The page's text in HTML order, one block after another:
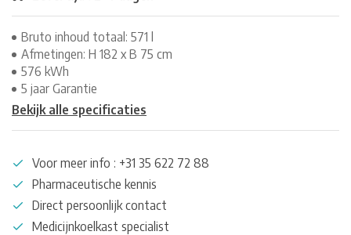
Bruto inhoud totaal: 571 l
Afmetingen: H 182 x B 75 cm
576 kWh
5 jaar Garantie
Bekijk alle specificaties
Voor meer info : +31 35 622 72 88
Pharmaceutische kennis
Direct persoonlijk contact
Medicijnkoelkast specialist